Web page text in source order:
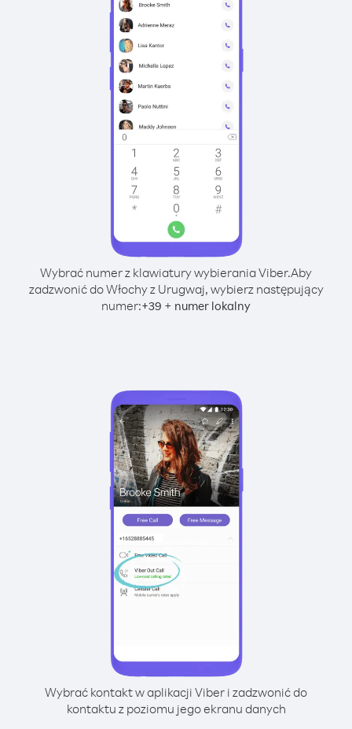
Wybrać numer z klawiatury wybierania Viber.Aby
zadzwonić do Włochy z Urugwaj, wybierz następujący
numer:+39 + numer lokalny
Wybrać kontakt w aplikacji Viber i zadzwonić do
kontaktu z poziomu jego ekranu danych